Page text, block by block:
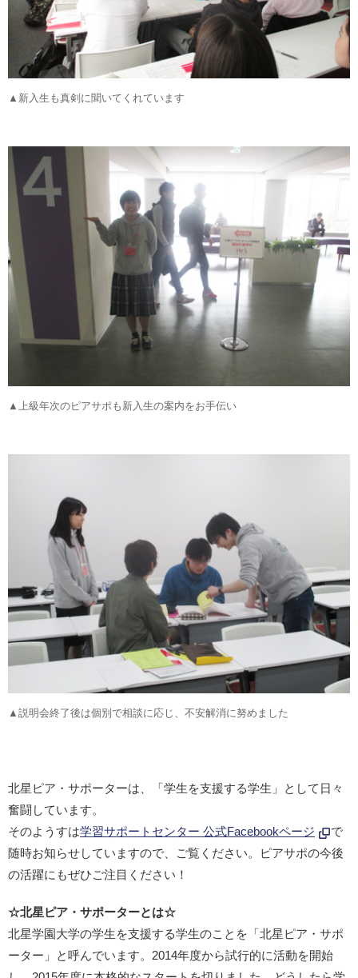
▲新入生も真剣に聞いてくれています
▲上級年次のピアサポも新入生の案内をお手伝い
▲説明会終了後は個別で相談に応じ、不安解消に努めました
北星ピア・サポーターは、「学生を支援する学生」として日々
奮闘しています。
そのようすは学習サポートセンター 公式Facebookページ
で
随時お知らせしていますので、ご覧ください。ピアサポの今後
の活躍にもぜひご注目ください！
☆北星ピア・サポーターとは☆
北星学園大学の学生を支援する学生のことを「北星ピア・サポ
ーター」と呼んでいます。2014年度から試行的に活動を開始